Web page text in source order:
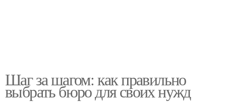
Шаг за шагом: как правильно
выбрать бюро для своих нужд